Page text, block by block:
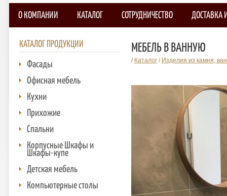
О КОМПАНИИ КАТАЛОГ СОТРУДНИЧЕСТВО ДОСТАВКА
КАТАЛОГ ПРОДУКЦИИ
Фасады
Офисная мебель
Кухни
Прихожие
Спальни
Корпусные Шкафы и
Шкафы-купе
Детская мебель
Компьютерные столы
МЕБЕЛЬ В ВАННУЮ
/ Каталог / Изделия из камня,